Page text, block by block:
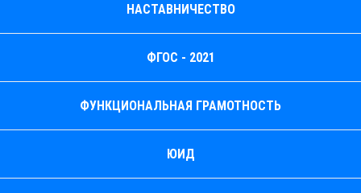
НАСТАВНИЧЕСТВО
ФГОС - 2021
ФУНКЦИОНАЛЬНАЯ ГРАМОТНОСТЬ
ЮИД